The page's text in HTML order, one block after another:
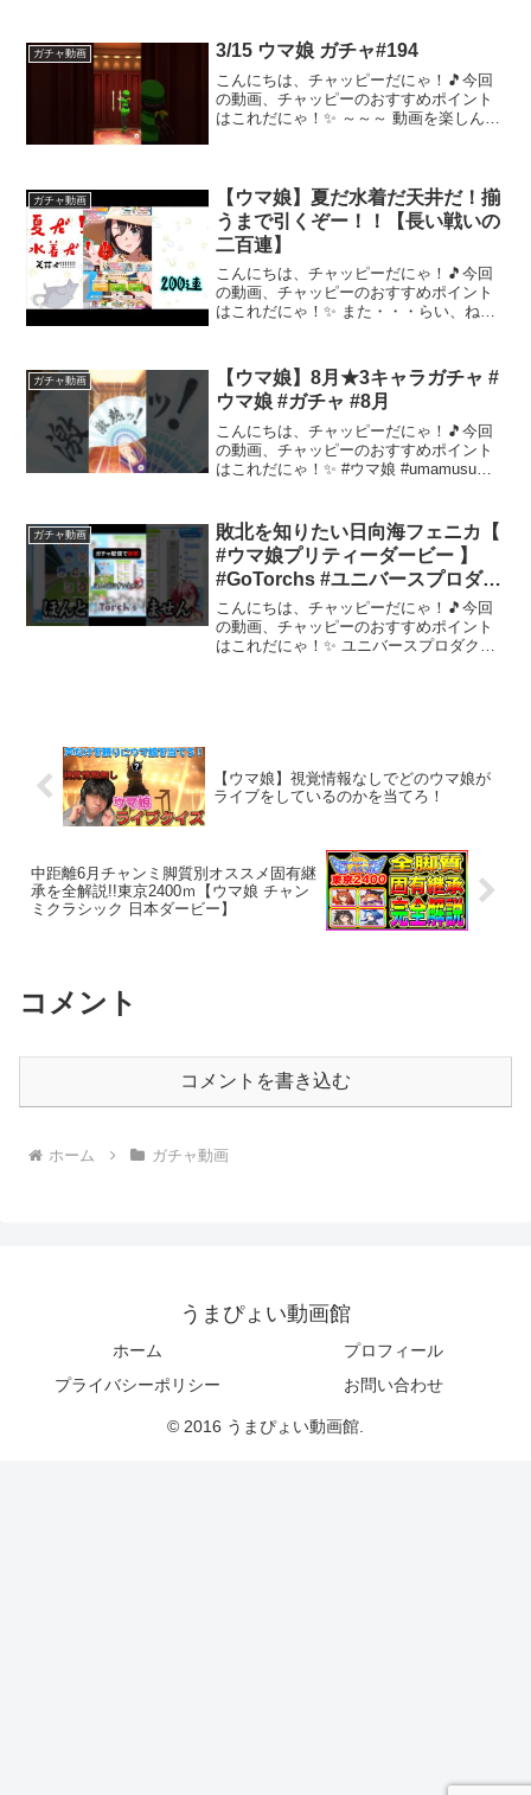
アドバイス、知識の雨、たくさん頂ける
とありがたいです【...
ガチャ動画 3/15 ウマ娘 ガチャ#194
こんにちは、チャッピーだにゃ！🎵今回
の動画、チャッピーのおすすめポイント
はこれだにゃ！✨ ～～～ 動画を楽しんだ
ガチャ動画
【ウマ娘】夏だ水着だ天井だ！揃
うまで引くぞー！！【長い戦いの
二百連】
こんにちは、チャッピーだにゃ！🎵今回
の動画、チャッピーのおすすめポイント
はこれだにゃ！✨ また・・・らい、ね
画 #ガチャ #引いてみた～～～ 動画を楽
しんだら...
ガチャ動画
【ウマ娘】8月★3キャラガチャ #
ウマ娘 #ガチャ #8月
こんにちは、チャッピーだにゃ！🎵今回
の動画、チャッピーのおすすめポイント
はこれだにゃ！✨ #ウマ娘 #umamusume
さんのチャンネルもぜひチェック...
ガチャ動画
敗北を知りたい日向海フェニカ【
#ウマ娘プリティーダービー 】
#GoTorchs #ユニバースプロダク
ション【公式切抜き/ユニプロ】#
ガチャ動画 #神引き
こんにちは、チャッピーだにゃ！🎵今回
の動画、チャッピーのおすすめポイント
はこれだにゃ！✨ ユニバースプロダクシ
【ウマ娘】視覚情報なしでどのウマ娘が
ライブをしているのかを当てろ！
中距離6月チャンミ脚質別オススメ固有継
承を全解説!!東京2400ｍ【ウマ娘 チャン
ミクラシック 日本ダービー】
コメント
コメントを書き込む
ホーム ガチャ動画
うまぴょい動画館
ホーム
プロフィール
プライバシーポリシー
お問い合わせ
© 2016 うまぴょい動画館.